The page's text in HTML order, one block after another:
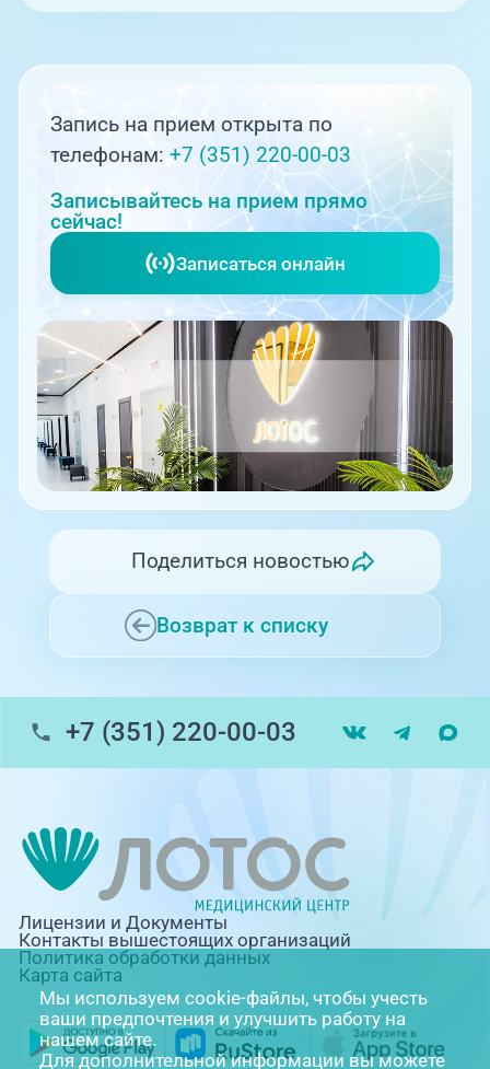
Запись на прием открыта по
телефонам:+7 (351) 220-00-03
Записывайтесь на прием прямо
сейчас!
Записаться онлайн
Возврат к списку
Поделиться новостью
+7 (351) 220-00-03
Лицензии и Документы
Контакты вышестоящих организаций
Политика обработки данных
Карта сайта
Мы используем cookie-файлы, чтобы учесть
ваши предпочтения и улучшить работу на
нашем сайте.
Для дополнительной информации вы можете